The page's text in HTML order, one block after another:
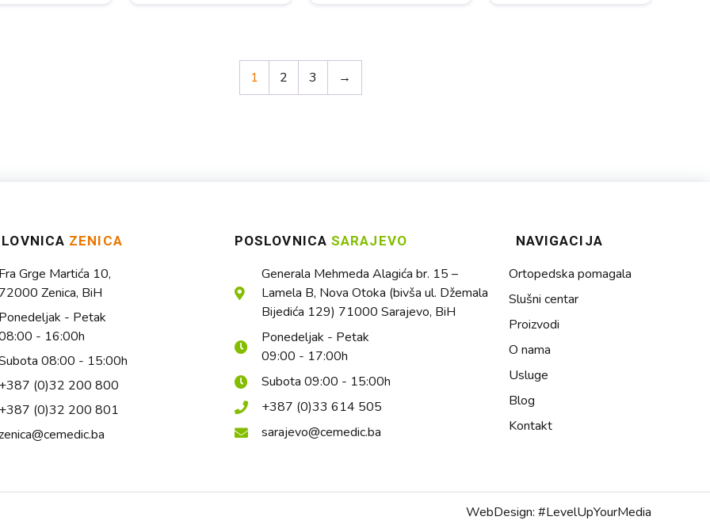
1 2 3 →
ZENICA
Grge Martića 10,
Zenica, BiH
- Petak
- 16:00h
08:00 - 15:00h
(0)32 200 800
(0)32 200 801
POSLOVNICASARAJEVO
Generala Mehmeda Alagića br. 15 –
Lamela B, Nova Otoka (bivša ul. Džemala
Bijedića 129) 71000 Sarajevo, BiH
Ponedeljak - Petak
09:00 - 17:00h
Subota 09:00 - 15:00h
+387 (0)33 614 505
sarajevo@cemedic.ba
NAVIGACIJA
Ortopedska pomagala
Slušni centar
Proizvodi
O nama
Usluge
Blog
Kontakt
WebDesign: #LevelUpYourMedia